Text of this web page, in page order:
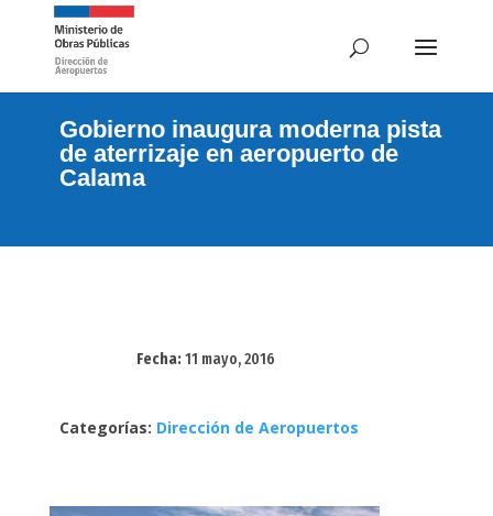
Gobierno inaugura moderna pista
de aterrizaje en aeropuerto de
Calama
Fecha:11 mayo, 2016
Categorías: Dirección de Aeropuertos